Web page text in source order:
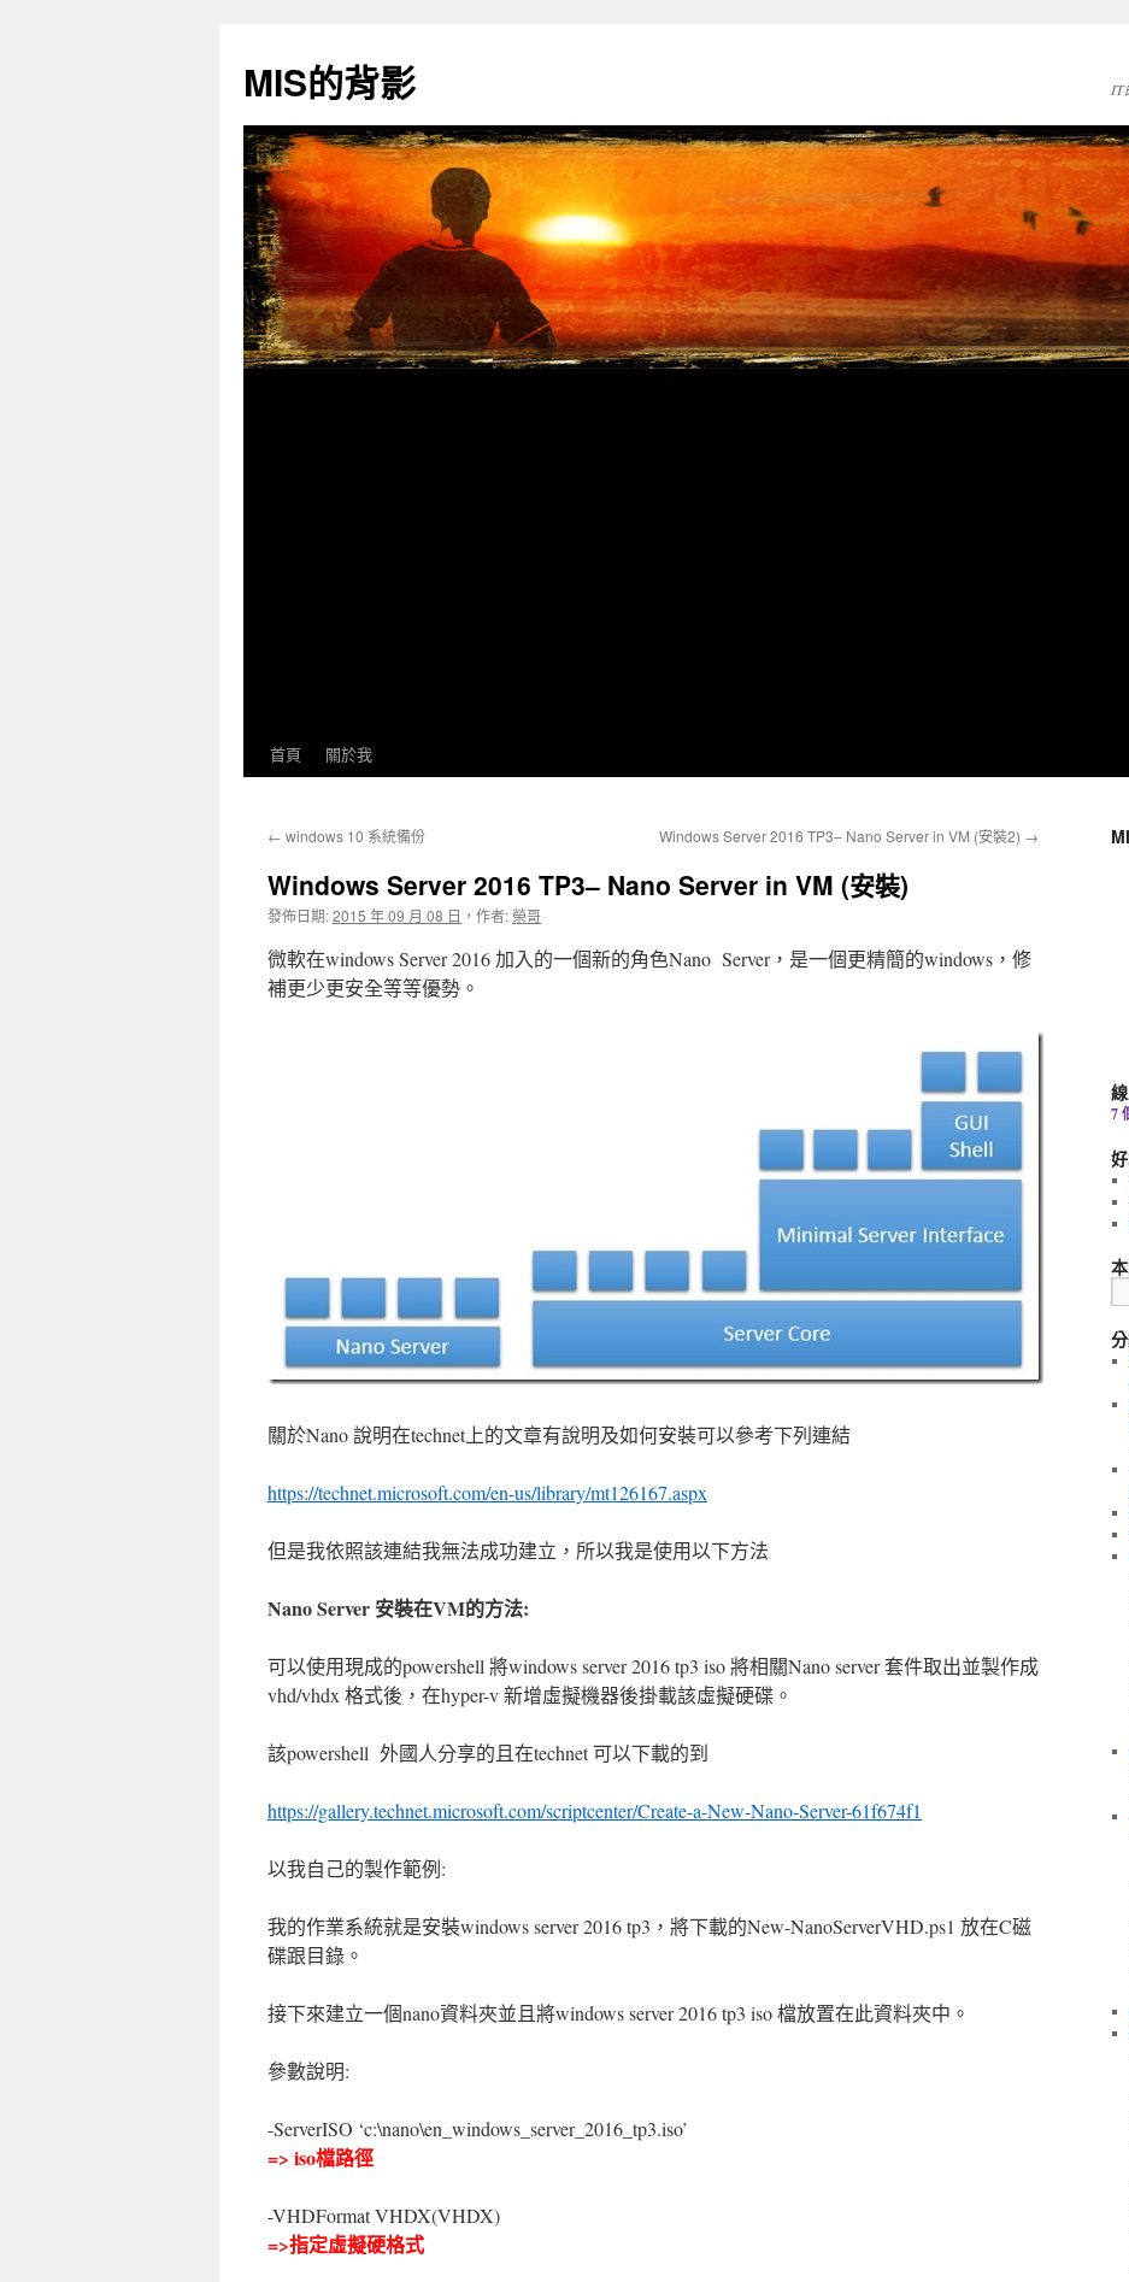
主
要
容
MIS的背影 IT
首頁 關於我
← windows 10 系統備份 Windows Server 2016 TP3– Nano Server in VM (安裝2) →
Windows Server 2016 TP3– Nano Server in VM (安裝)
發佈日期:2015 年 09 月 08 日 ， 作者:榮哥
微軟在windows Server 2016 加入的一個新的角色Nano Server，是一個更精簡的windows，修
補更少更安全等等優勢。
關於Nano 說明在technet上的文章有說明及如何安裝可以參考下列連結
https://technet.microsoft.com/en-us/library/mt126167.aspx
但是我依照該連結我無法成功建立，所以我是使用以下方法
Nano Server 安裝在VM的方法:
可以使用現成的powershell 將windows server 2016 tp3 iso 將相關Nano server 套件取出並製作成
vhd/vhdx 格式後，在hyper-v 新增虛擬機器後掛載該虛擬硬碟。
該powershell 外國人分享的且在technet 可以下載的到
https://gallery.technet.microsoft.com/scriptcenter/Create-a-New-Nano-Server-61f674f1
以我自己的製作範例:
我的作業系統就是安裝windows server 2016 tp3，將下載的New-NanoServerVHD.ps1 放在C磁
碟跟目錄。
接下來建立一個nano資料夾並且將windows server 2016 tp3 iso 檔放置在此資料夾中。
參數說明:
-ServerISO ‘c:\nano\en_windows_server_2016_tp3.iso’
=> iso檔路徑
-VHDFormat VHDX(VHDX)
=>指定虛擬硬格式
7